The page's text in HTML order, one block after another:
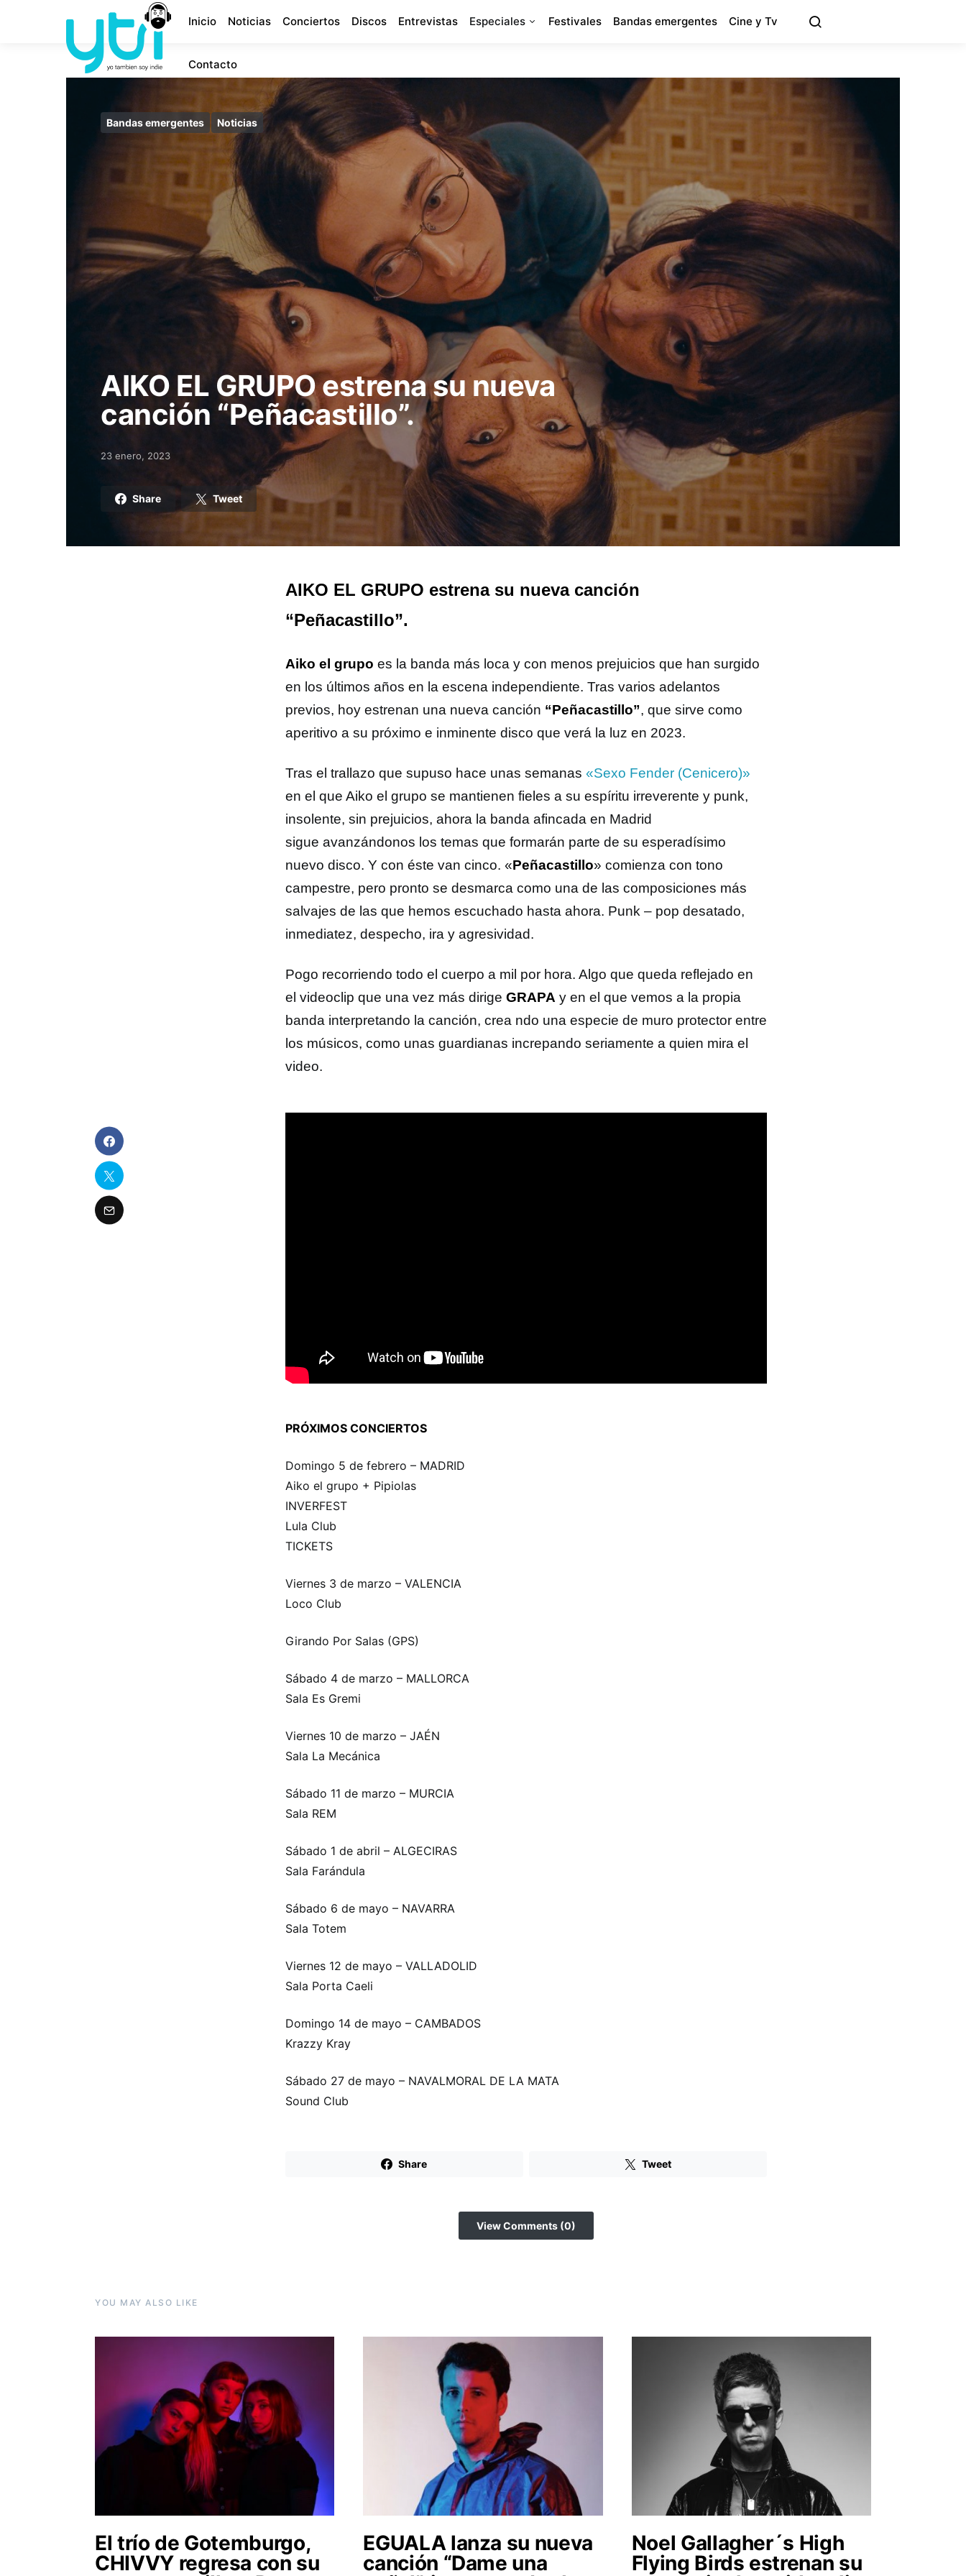
Inicio Noticias Conciertos Discos Entrevistas Especiales Festivales Bandas emergentes Cine y Tv
Contacto
Bandas emergentes Noticias
AIKO EL GRUPO estrena su nueva
canción “Peñacastillo”.
Posted on
23 enero, 2023
Share Tweet
AIKO EL GRUPO estrena su nueva canción
“Peñacastillo”.
Aiko el grupo es la banda más loca y con menos prejuicios que han surgido
en los últimos años en la escena independiente. Tras varios adelantos
previos, hoy estrenan una nueva canción “Peñacastillo”, que sirve como
aperitivo a su próximo e inminente disco que verá la luz en 2023.
Tras el trallazo que supuso hace unas semanas «Sexo Fender (Cenicero)»
en el que Aiko el grupo se mantienen fieles a su espíritu irreverente y punk,
insolente, sin prejuicios, ahora la banda afincada en Madrid
sigue avanzándonos los temas que formarán parte de su esperadísimo
nuevo disco. Y con éste van cinco. «Peñacastillo» comienza con tono
campestre, pero pronto se desmarca como una de las composiciones más
salvajes de las que hemos escuchado hasta ahora. Punk – pop desatado,
inmediatez, despecho, ira y agresividad.
Pogo recorriendo todo el cuerpo a mil por hora. Algo que queda reflejado en
el videoclip que una vez más dirige GRAPA y en el que vemos a la propia
banda interpretando la canción, crea ndo una especie de muro protector entre
los músicos, como unas guardianas increpando seriamente a quien mira el
video.
PRÓXIMOS CONCIERTOS
Domingo 5 de febrero – MADRID
Aiko el grupo + Pipiolas
INVERFEST
Lula Club
TICKETS
Viernes 3 de marzo – VALENCIA
Loco Club
Girando Por Salas (GPS)
Sábado 4 de marzo – MALLORCA
Sala Es Gremi
Viernes 10 de marzo – JAÉN
Sala La Mecánica
Sábado 11 de marzo – MURCIA
Sala REM
Sábado 1 de abril – ALGECIRAS
Sala Farándula
Sábado 6 de mayo – NAVARRA
Sala Totem
Viernes 12 de mayo – VALLADOLID
Sala Porta Caeli
Domingo 14 de mayo – CAMBADOS
Krazzy Kray
Sábado 27 de mayo – NAVALMORAL DE LA MATA
Sound Club
Share Tweet
View Comments (0)
YOU MAY ALSO LIKE
El trío de Gotemburgo,
CHIVVY regresa con su
EGUALA lanza su nueva
canción “Dame una
Noel Gallagher´s High
Flying Birds estrenan su